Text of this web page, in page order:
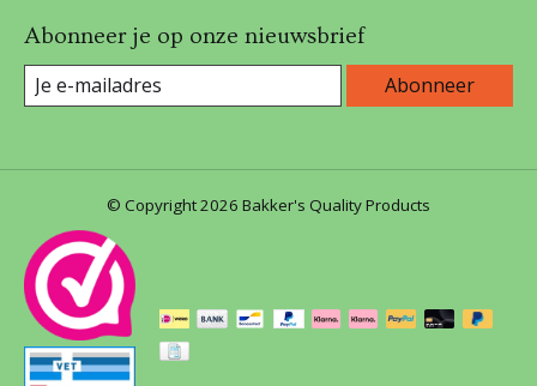
Abonneer je op onze nieuwsbrief
Abonneer
© Copyright 2026 Bakker's Quality Products